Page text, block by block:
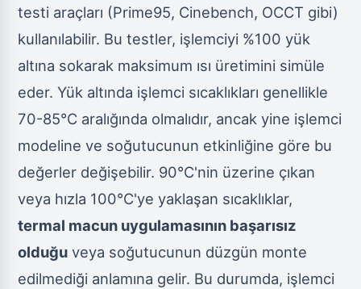
testi araçları (Prime95, Cinebench, OCCT gibi)
kullanılabilir. Bu testler, işlemciyi %100 yük
altına sokarak maksimum ısı üretimini simüle
eder. Yük altında işlemci sıcaklıkları genellikle
70-85°C aralığında olmalıdır, ancak yine işlemci
modeline ve soğutucunun etkinliğine göre bu
değerler değişebilir. 90°C'nin üzerine çıkan
veya hızla 100°C'ye yaklaşan sıcaklıklar,
termal macun uygulamasının başarısız
olduğu veya soğutucunun düzgün monte
edilmediği anlamına gelir. Bu durumda, işlemci